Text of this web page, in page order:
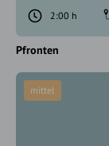
2:00 h
Pfronten
mittel